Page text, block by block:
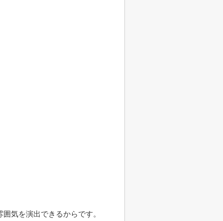
気を演出できるからです。